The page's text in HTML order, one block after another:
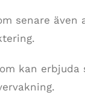
senare även
kan erbjuda